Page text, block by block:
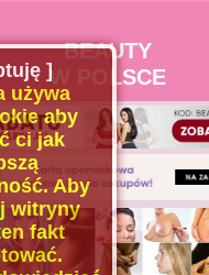
BEAUTY
W POLSCE
]
używa
aby
ci jak
Aby
witryny
fakt